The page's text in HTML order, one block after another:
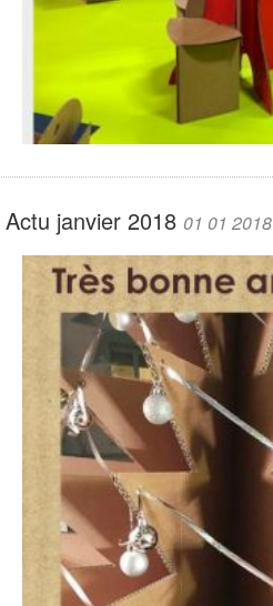
Actu janvier 2018 01 01 2018